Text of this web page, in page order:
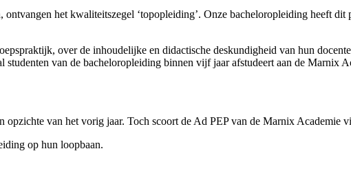
het kwaliteitszegel ‘topopleiding’. Onze bacheloropleiding heeft dit
over de inhoudelijke en didactische deskundigheid van hun
van de bacheloropleiding binnen vijf jaar afstudeert aan de Marnix
van het vorig jaar. Toch scoort de Ad PEP van de Marnix Academie
op hun loopbaan.